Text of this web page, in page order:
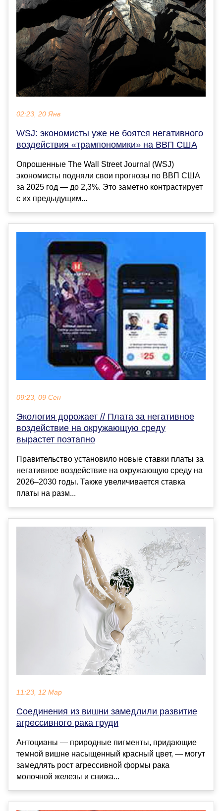
02:23, 20 Янв
WSJ: экономисты уже не боятся негативного
воздействия «трампономики» на ВВП США
Опрошенные The Wall Street Journal (WSJ)
экономисты подняли свои прогнозы по ВВП США
за 2025 год — до 2,3%. Это заметно контрастирует
с их предыдущим...
09:23, 09 Сен
Экология дорожает // Плата за негативное
воздействие на окружающую среду
вырастет поэтапно
Правительство установило новые ставки платы за
негативное воздействие на окружающую среду на
2026–2030 годы. Также увеличивается ставка
платы на разм...
11:23, 12 Мар
Соединения из вишни замедлили развитие
агрессивного рака груди
Антоцианы — природные пигменты, придающие
темной вишне насыщенный красный цвет, — могут
замедлять рост агрессивной формы рака
молочной железы и снижа...